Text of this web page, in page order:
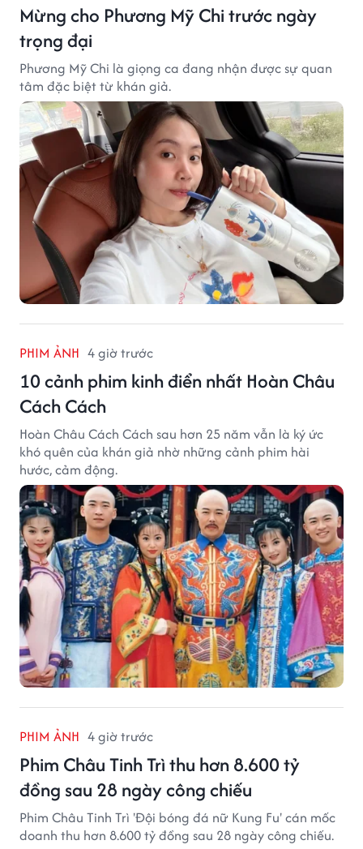
Mừng cho Phương Mỹ Chi trước ngày
trọng đại
Phương Mỹ Chi là giọng ca đang nhận được sự quan
tâm đặc biệt từ khán giả.
PHIM ẢNH 4 giờ trước
10 cảnh phim kinh điển nhất Hoàn Châu
Cách Cách
Hoàn Châu Cách Cách sau hơn 25 năm vẫn là ký ức
khó quên của khán giả nhờ những cảnh phim hài
hước, cảm động.
PHIM ẢNH 4 giờ trước
Phim Châu Tinh Trì thu hơn 8.600 tỷ
đồng sau 28 ngày công chiếu
Phim Châu Tinh Trì 'Đội bóng đá nữ Kung Fu' cán mốc
doanh thu hơn 8.600 tỷ đồng sau 28 ngày công chiếu.